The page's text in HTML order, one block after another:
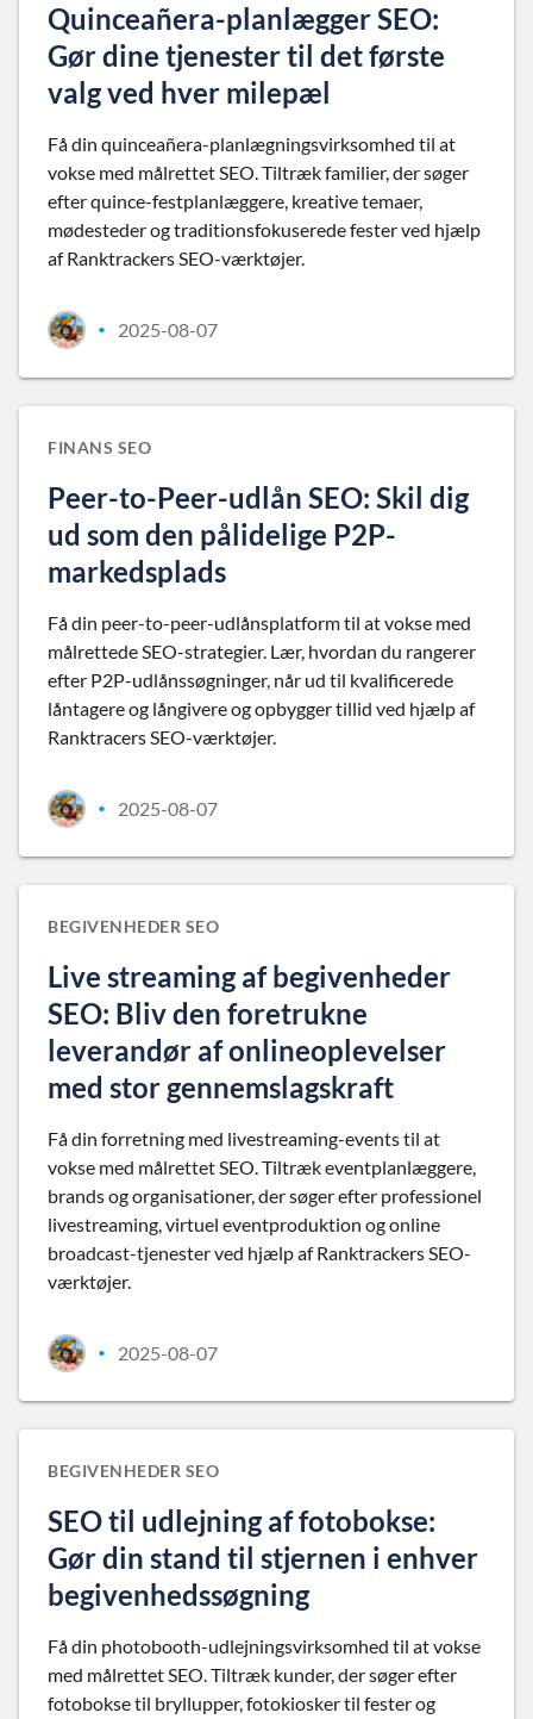
Quinceañera-planlægger SEO:
Gør dine tjenester til det første
valg ved hver milepæl
Få din quinceañera-planlægningsvirksomhed til at
vokse med målrettet SEO. Tiltræk familier, der søger
efter quince-festplanlæggere, kreative temaer,
mødesteder og traditionsfokuserede fester ved hjælp
af Ranktrackers SEO-værktøjer.
• 2025-08-07
FINANS SEO
Peer-to-Peer-udlån SEO: Skil dig
ud som den pålidelige P2P-
markedsplads
Få din peer-to-peer-udlånsplatform til at vokse med
målrettede SEO-strategier. Lær, hvordan du rangerer
efter P2P-udlånssøgninger, når ud til kvalificerede
låntagere og långivere og opbygger tillid ved hjælp af
Ranktracers SEO-værktøjer.
• 2025-08-07
BEGIVENHEDER SEO
Live streaming af begivenheder
SEO: Bliv den foretrukne
leverandør af onlineoplevelser
med stor gennemslagskraft
Få din forretning med livestreaming-events til at
vokse med målrettet SEO. Tiltræk eventplanlæggere,
brands og organisationer, der søger efter professionel
livestreaming, virtuel eventproduktion og online
broadcast-tjenester ved hjælp af Ranktrackers SEO-
værktøjer.
• 2025-08-07
BEGIVENHEDER SEO
SEO til udlejning af fotobokse:
Gør din stand til stjernen i enhver
begivenhedssøgning
Få din photobooth-udlejningsvirksomhed til at vokse
med målrettet SEO. Tiltræk kunder, der søger efter
fotobokse til bryllupper, fotokiosker til fester og